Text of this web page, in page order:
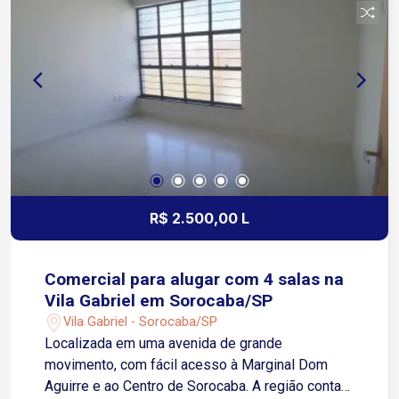
distribuição, academias, concessionárias,
depósitos e empresas de diversos segmentos
Agende sua visita e conheça o espaço ideal para
impulsionar o seu negócio!
R$ 2.500,00 L
Comercial para alugar com 4 salas na
Vila Gabriel em Sorocaba/SP
Vila Gabriel - Sorocaba/SP
Localizada em uma avenida de grande
movimento, com fácil acesso à Marginal Dom
Aguirre e ao Centro de Sorocaba. A região conta